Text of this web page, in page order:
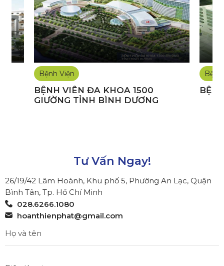
Bệnh Viện
BỆNH VIÊN ĐA KHOA 1500
GIƯỜNG TỈNH BÌNH DƯƠNG
Tư Vấn Ngay!
26/19/42 Lâm Hoành, Khu phố 5, Phường An Lạc, Quận
Bình Tân, Tp. Hồ Chí Minh
028.6266.1080
hoanthienphat@gmail.com